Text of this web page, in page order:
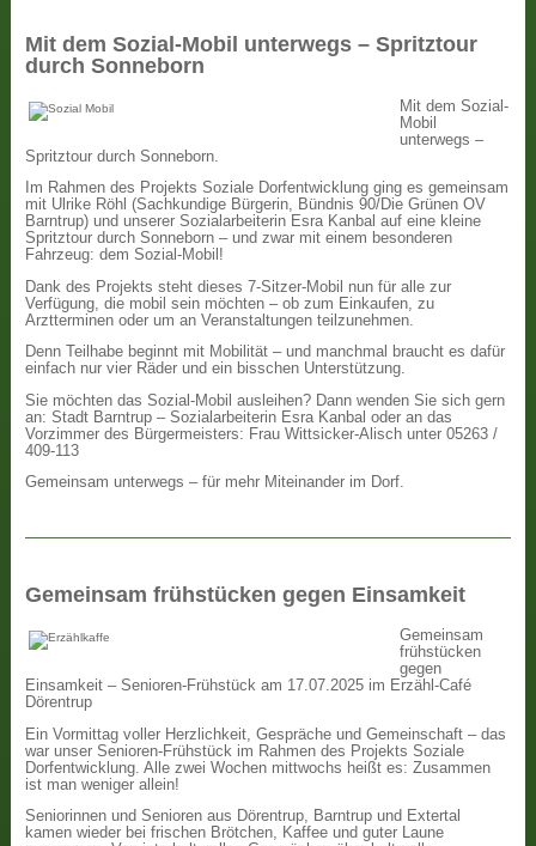
Mit dem Sozial-Mobil unterwegs – Spritztour
durch Sonneborn
Mit dem Sozial-
Mobil
unterwegs –
Spritztour durch Sonneborn.
Im Rahmen des Projekts Soziale Dorfentwicklung ging es gemeinsam
mit Ulrike Röhl (Sachkundige Bürgerin, Bündnis 90/Die Grünen OV
Barntrup) und unserer Sozialarbeiterin Esra Kanbal auf eine kleine
Spritztour durch Sonneborn – und zwar mit einem besonderen
Fahrzeug: dem Sozial-Mobil!
Dank des Projekts steht dieses 7-Sitzer-Mobil nun für alle zur
Verfügung, die mobil sein möchten – ob zum Einkaufen, zu
Arztterminen oder um an Veranstaltungen teilzunehmen.
Denn Teilhabe beginnt mit Mobilität – und manchmal braucht es dafür
einfach nur vier Räder und ein bisschen Unterstützung.
Sie möchten das Sozial-Mobil ausleihen? Dann wenden Sie sich gern
an: Stadt Barntrup – Sozialarbeiterin Esra Kanbal oder an das
Vorzimmer des Bürgermeisters: Frau Wittsicker-Alisch unter 05263 /
409-113
Gemeinsam unterwegs – für mehr Miteinander im Dorf.
Gemeinsam frühstücken gegen Einsamkeit
Gemeinsam
frühstücken
gegen
Einsamkeit – Senioren-Frühstück am 17.07.2025 im Erzähl-Café
Dörentrup
Ein Vormittag voller Herzlichkeit, Gespräche und Gemeinschaft – das
war unser Senioren-Frühstück im Rahmen des Projekts Soziale
Dorfentwicklung. Alle zwei Wochen mittwochs heißt es: Zusammen
ist man weniger allein!
Seniorinnen und Senioren aus Dörentrup, Barntrup und Extertal
kamen wieder bei frischen Brötchen, Kaffee und guter Laune